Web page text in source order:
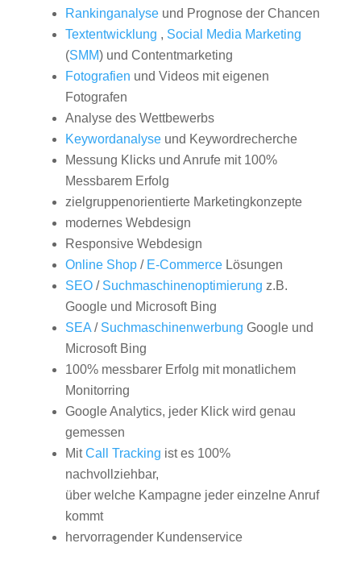
Rankinganalyseund Prognose der Chancen
Textentwicklung , Social Media Marketing
(SMM) und Contentmarketing
Fotografien und Videos mit eigenen
Fotografen
Analyse des Wettbewerbs
Keywordanalyseund Keywordrecherche
Messung Klicks und Anrufe mit 100%
Messbarem Erfolg
zielgruppenorientierte Marketingkonzepte
modernes Webdesign
Responsive Webdesign
Online Shop/ E-CommerceLösungen
SEO/ Suchmaschinenoptimierung z.B.
Google und Microsoft Bing
SEA/ Suchmaschinenwerbung Google und
Microsoft Bing
100% messbarer Erfolg mit monatlichem
Monitorring
Google Analytics, jeder Klick wird genau
gemessen
MitCall Tracking ist es 100%
nachvollziehbar,
über welche Kampagne jeder einzelne Anruf
kommt
hervorragender Kundenservice